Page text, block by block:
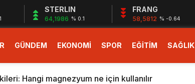
STERLIN
64,1986 % 0.1
FRANG
58,5812 % -0.64
GÜNDEM EKONOMİ SPOR EĞİTİM SAĞLIK
dev teklif
gelecek yeni özellikler belli oldu
Hangi magnezyum ne için kullanılır